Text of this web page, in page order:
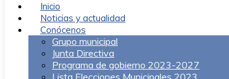
Inicio
Noticias y actualidad
Conócenos
Grupo municipal
Junta Directiva
Programa de gobierno 2023-2027
Lista Elecciones Municipales 2023